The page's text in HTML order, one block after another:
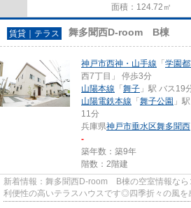
面積：124.72㎡
賃貸｜テラス 舞多聞西D-room B棟
神戸市西神・山手線 「 学園
西7丁目」 停歩3分
山陽本線 「 舞子 」駅 バス19
山陽電鉄本線 「 舞子公園 」
11分
兵庫県神戸市垂水区舞多聞西
-
築年数：築9年
階数：2階建
新着情報：舞多聞西D-room B棟の空室情報な
利便性の高いテラスハウスです◎四季折々の風を